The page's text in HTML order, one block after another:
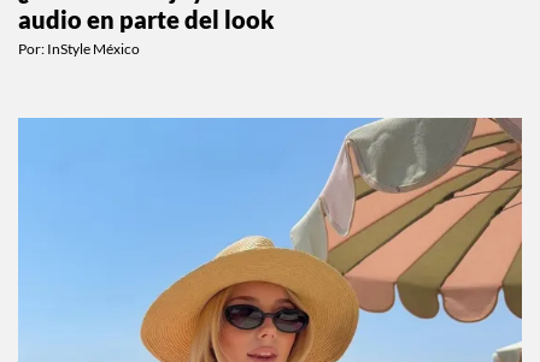
audio en parte del look
Por: InStyle México